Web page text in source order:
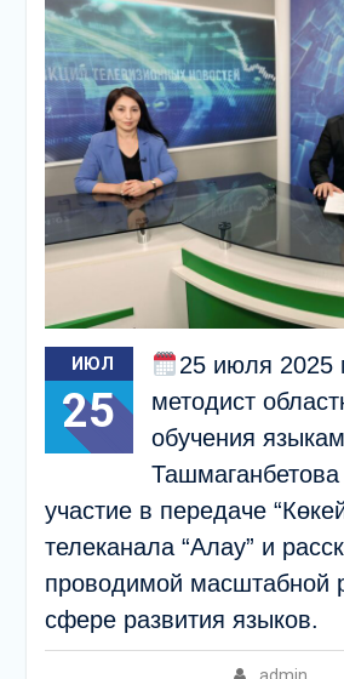
ИЮЛ
25
25 июля 2025
методист
обучения
участие в передаче
телеканала “Алау” и
проводимой масштабной
сфере развития языков.
admin